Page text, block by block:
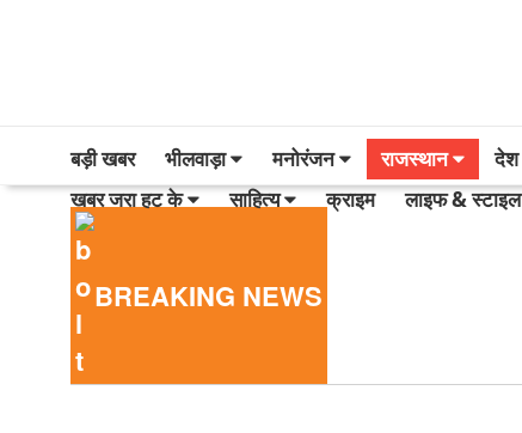
बड़ी खबर भीलवाड़ा मनोरंजन राजस्थान देश
खबर जरा हट के
साहित्य क्राइम लाइफ & स्टाइल
BREAKING NEWS